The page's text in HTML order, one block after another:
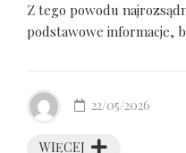
Z tego powodu
podstawowe informacje,
WIĘCEJ
22/05/2026